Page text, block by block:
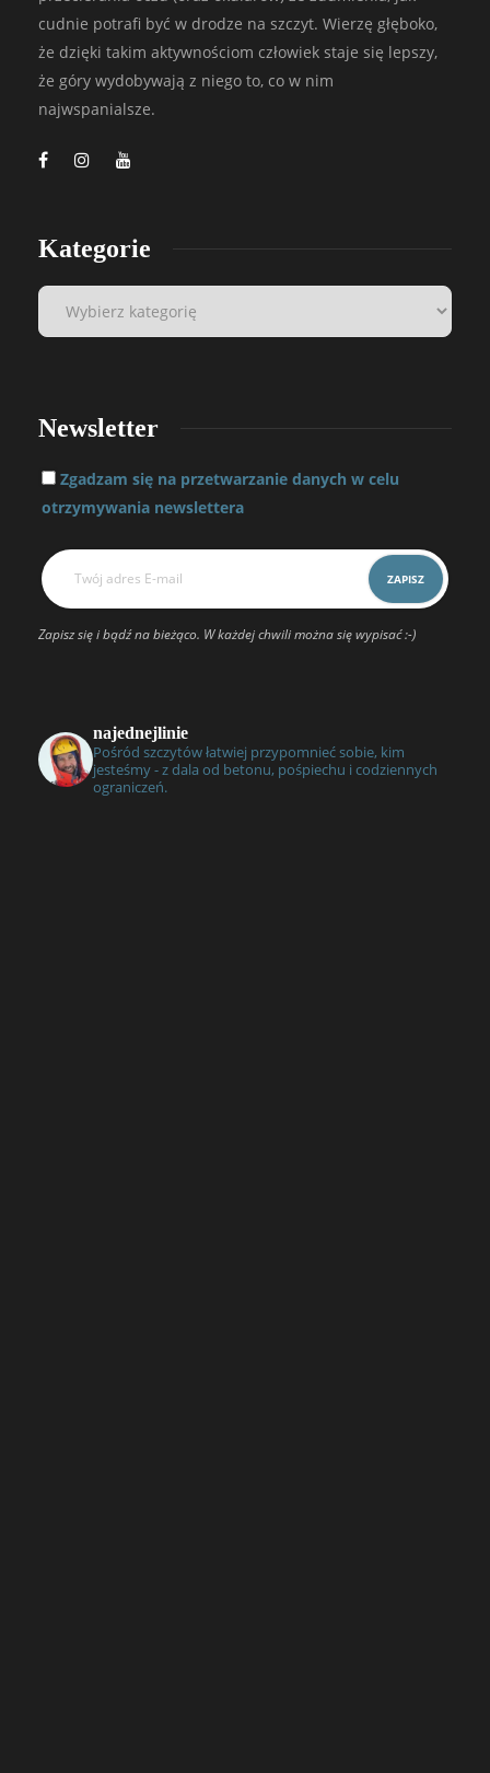
cudnie potrafi być w drodze na szczyt. Wierzę głęboko,
że dzięki takim aktywnościom człowiek staje się lepszy,
że góry wydobywają z niego to, co w nim
najwspanialsze.
Kategorie
Newsletter
Zgadzam się na przetwarzanie danych w celu
otrzymywania newslettera
Zapisz się i bądź na bieżąco. W każdej chwili można się wypisać :-)
najednejlinie
Pośród szczytów łatwiej przypomnieć sobie, kim
jesteśmy - z dala od betonu, pośpiechu i codziennych
ograniczeń.